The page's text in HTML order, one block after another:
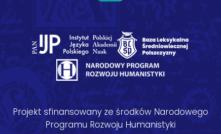
Projekt sfinansowany ze środków Narodowego
Programu Rozwoju Humanistyki